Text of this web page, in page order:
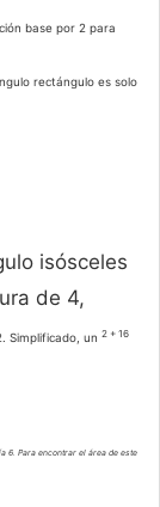
base por 2 para
rectángulo es solo
isósceles
de 4,
Simplificado, un 2 + 16
6. Para encontrar el área de este